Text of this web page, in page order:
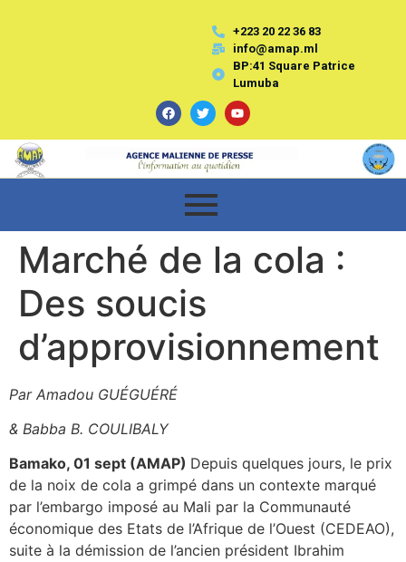
+223 20 22 36 83
info@amap.ml
BP:41 Square Patrice
Lumuba
Marché de la cola :
Des soucis
d’approvisionnement
Par Amadou GUÉGUÉRÉ
& Babba B. COULIBALY
Bamako, 01 sept (AMAP) Depuis quelques jours, le prix
de la noix de cola a grimpé dans un contexte marqué
par l’embargo imposé au Mali par la Communauté
économique des Etats de l’Afrique de l’Ouest (CEDEAO),
suite à la démission de l’ancien président Ibrahim